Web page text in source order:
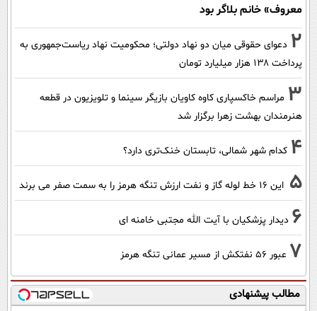
معروف» خانم بلاگر بود
2 دعوای حقوقی میان دو نهاد دولتی؛ محکومیت نهاد ریاست‌جمهوری به
پرداخت ۱۳۸ هزار میلیارد تومان
3 مراسم خاکسپاری کاوه کاویان بازیگر سینما و تلویزیون در قطعه
هنرمندان بهشت زهرا برگزار شد
4 کدام شهر شمالی، تابستان خنک‌تری دارد؟
5 این 16 خط لوله گاز و نفت ارزش تنگه هرمز را به سمت صفر می برند
6 دیدار پزشکیان با آیت الله مجتبی خامنه ای
7 عبور ۵۶ نفتکش از مسیر عمانی تنگه هرمز
مطالب پیشنهادی